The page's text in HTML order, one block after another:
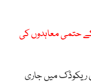
حتمی معاہدوں کی
ریکوڈک میں جاری